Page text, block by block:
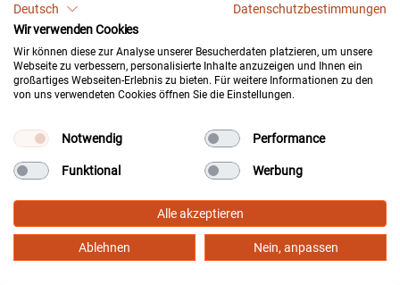
100 % Inhouse Engineering durch E-
Commerce- und Migrations-Experten
Alle Migrations-, Integrations- und Entwicklungsleistungen
spezialisierten Entwickler-Experten der HQ GmbH
umgesetzt. Da unsere Entwickler nicht nur moderne
Zielsysteme wie Shopware 6 beherrschen, sondern auch
die tiefen Datenbankstrukturen jahrzehntealter Legacy-
Systeme (wie OS- oder XT-Commerce) von Grund auf
verstehen, bleibt das gesamte Projekt-Know-how in einer
Hand.
Deutsch
Datenschutzbestimmungen
Wir verwenden Cookies
Wir können diese zur Analyse unserer Besucherdaten platzieren, um unsere
Webseite zu verbessern, personalisierte Inhalte anzuzeigen und Ihnen ein
großartiges Webseiten-Erlebnis zu bieten. Für weitere Informationen zu den
von uns verwendeten Cookies öffnen Sie die Einstellungen.
Notwendig Performance
Funktional Werbung
Alle akzeptieren
Ablehnen Nein, anpassen